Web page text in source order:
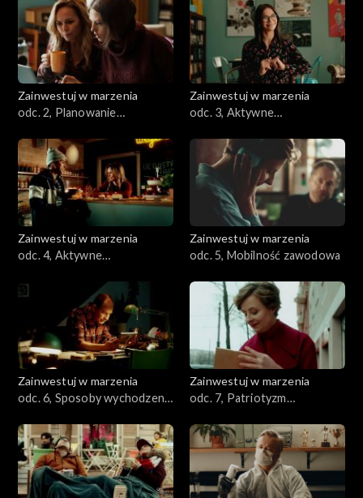
Zainwestuj w marzenia
odc. 2, Planowanie
Zainwestuj w marzenia
odc. 3, Aktywne
na rynku pracy
Zainwestuj w marzenia
odc. 4, Aktywne
Zainwestuj w marzenia
odc. 5, Mobilność zawodowa
Zainwestuj w marzenia
odc. 6, Sposoby wychodzenia
Zainwestuj w marzenia
odc. 7, Patriotyzm